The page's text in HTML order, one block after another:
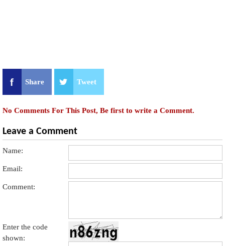
Share Tweet
No Comments For This Post, Be first to write a Comment.
Leave a Comment
Name:
Email:
Comment:
Enter the code
shown: